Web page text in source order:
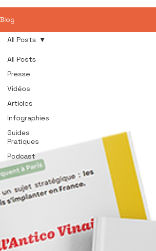
Blog
All Posts
Presse
Vidéos
Articles
Infographies
Guides
Pratiques
Podcast
All Posts